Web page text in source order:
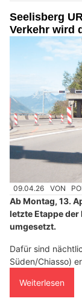
Seelisberg
Verkehr wird
09.04.26 VON
Ab Montag, 13.
letzte Etappe
umgesetzt.
Dafür sind
Süden/Chiasso)
Weiterlesen